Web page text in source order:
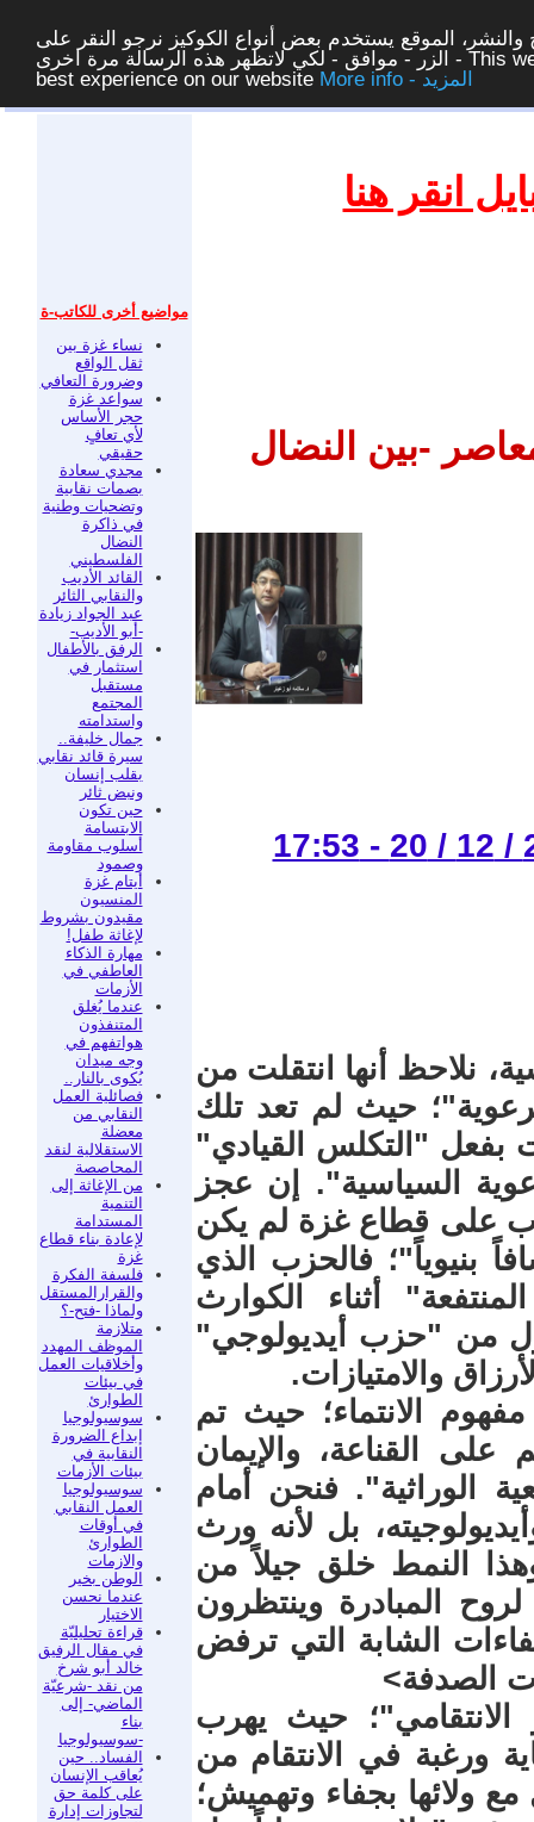
الموقع يستخدم بعض أنواع الكوكيز نرجو النقر على
الزر - موافق - لكي لاتظهر هذه الرسالة مرة اخرى - This website uses cookies to ensure you get the
best experience on our website
More info - المزيد
غلق
مواضيع أخرى للكاتب-ة
نساء غزة بين
ثقل الواقع
وضرورة التعافي
سواعد غزة
حجر الأساس
لأي تعافٍ
حقيقي
مجدي سعادة
بصمات نقابية
وتضحيات وطنية
في ذاكرة
النضال
الفلسطيني
القائد الأديب
والنقابي الثائر
عبد الجواد زيادة
-أبو الأديب-
الرفق بالأطفال
استثمار في
مستقبل
المجتمع
واستدامته
جمال خليفة..
سيرة قائد نقابي
بقلب إنسان
ونبض ثائر
حين تكون
الابتسامة
أسلوب مقاومة
وصمود
أيتام غزة
المنسيون
مقيدون بشروط
لإغاثة طفل!
مهارة الذكاء
العاطفي في
الأزمات
عندما يُغلق
المتنفذون
هواتفهم في
وجه ميدان
يُكوى بالنار..
فصائلية العمل
النقابي من
معضلة
الاستقلالية لنقد
المحاصصة
من الإغاثة إلى
التنمية
المستدامة
لإعادة بناء قطاع
غزة
فلسفة الفكرة
والقرارالمستقل
ولماذا -فتح-؟
متلازمة
الموظف المهدد
وأخلاقيات العمل
في بيئات
الطوارئ
سوسيولوجيا
إبداع الضرورة
النقابية في
بيئات الأزمات
سوسيولوجيا
العمل النقابي
في أوقات
الطوارئ
والازمات
الوطن بخير
عندما نحسن
الاختيار
قراءة تحليليّة
في مقال الرفيق
خالد أبو شرخ
من نقد -شرعيّة
الماضي- إلى
بناء
-سوسيولوجيا
الفساد.. حين
يُعاقب الإنسان
على كلمة حق
لتجاوزات إدارة
انقر هنا
-بين النضال
نلاحظ أنها انتقلت من
حيث لم تعد تلك
بفعل "التكلس القيادي"
السياسية". إن عجز
على قطاع غزة لم يكن
بنيوياً"؛ فالحزب الذي
أثناء الكوارث
من "حزب أيديولوجي"
والامتيازات.
الانتماء؛ حيث تم
القناعة، والإيمان
الوراثية". فنحن أمام
بل لأنه ورث
النمط خلق جيلاً من
المبادرة وينتظرون
الشابة التي ترفض
الصدفة>
حيث يهرب
ورغبة في الانتقام من
ولائها بجفاء وتهميش؛